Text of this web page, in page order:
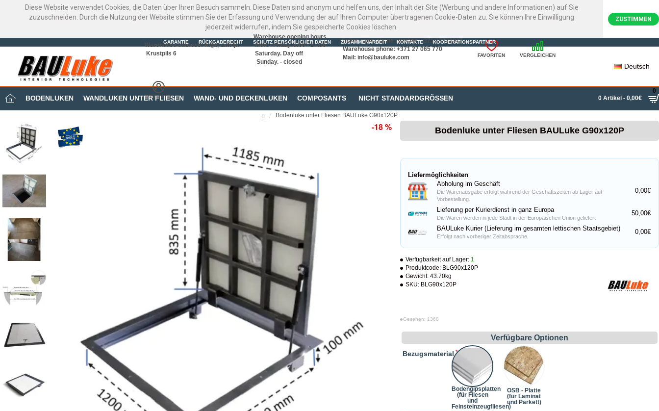
Diese Website verwendet Cookies, die Daten über Ihren Besuch sammeln. Diese Daten sind anonym und helfen uns, den Inhalt der Site (Werbung und andere Informationen) auf Sie
zuzuschneiden. Durch die Nutzung der Website stimmen Sie der Erfassung und Verwendung der auf Ihren Computer übertragenen Cookie-Daten zu. Sie können Ihre Einwilligung
jederzeit widerrufen, indem Sie gespeicherte Cookies löschen.
ZUSTIMMEN
GARANTIE RÜCKGABERECHT SCHUTZ PERSÖNLICHER DATEN ZUSAMMENARBEIT KONTAKTE KOOPERATIONSPARTNER
Warehouse address: Riga, Latvija
Krustpils 6
Warehouse opening hours
Mon. - Friday. 9:00 - 17:00
Saturday. Day off
Sunday. - closed
Online store phone number: +371 22720007
Warehouse phone: +371 27 065 770
Mail: info@bauluke.com FAVORITEN VERGLEICHEN
MEIN BÜRO
Deutsch
BODENLUKEN WANDLUKEN UNTER FLIESEN WAND- UND DECKENLUKEN COMPOSANTS NICHT STANDARDGRÖSSEN 0 Artikel - 0,00€
0
Bodenluke unter Fliesen BAULuke G90x120P
-18 % Bodenluke unter Fliesen BAULuke G90x120P
Verfügbarkeit auf Lager: 1
Produktcode: BLG90x120P
Gewicht: 43.70kg
SKU: BLG90x120P
Gesehen: 1368
Verfügbare Optionen
Bezugsmaterial
Bodengipsplatten
(für Fliesen
und
Feinsteinzeugfliesen)
OSB - Platte
(für Laminat
und Parkett)
Liefermöglichkeiten
Abholung im Geschäft
Die Warenausgabe erfolgt während der Geschäftszeiten ab Lager auf
Vorbestellung.
0,00€
Lieferung per Kurierdienst in ganz Europa
Die Waren werden in jede Stadt in der Europäischen Union geliefert
50,00€
BAULuke Kurier (Lieferung im gesamten lettischen Staatsgebiet)
Erfolgt nach vorheriger Zeitabsprache
0,00€